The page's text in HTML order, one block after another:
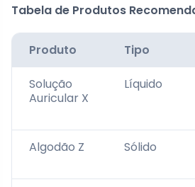
Tabela de Produtos
Produto Tipo
Solução
Auricular X
Líquido
Algodão Z Sólido